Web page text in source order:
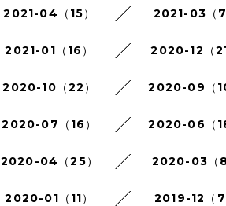
2021-04（15） 2021-03（7
2021-01（16） 2020-12（21
2020-10（22） 2020-09（
2020-07（16） 2020-06（
2020-04（25） 2020-03（8
2020-01（11） 2019-12（7